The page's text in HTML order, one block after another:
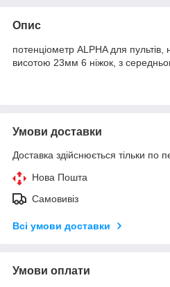
Опис
потенціометр ALPHA для
висотою 23мм 6 ніжок, з
Умови доставки
Доставка здійснюється тільки по
Нова Пошта
Самовивіз
Всі умови доставки
Умови оплати